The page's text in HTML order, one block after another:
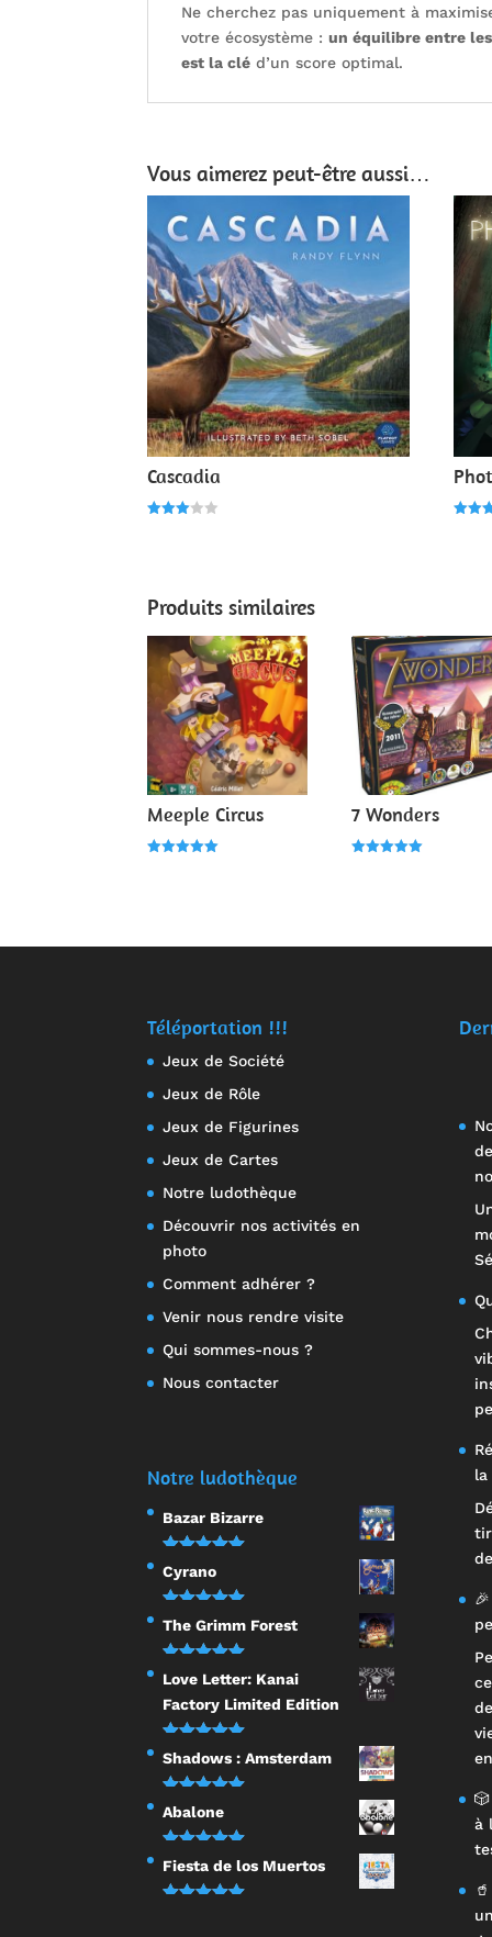
Ne cherchez pas uniquement à
votre écosystème :un équilibre entre
est la clé d’un score optimal.
Vous aimerez peut-être aussi…
Cascadia
Produits similaires
Meeple Circus 7 Wonders
Téléportation !!!
Jeux de Société
Jeux de Rôle
Jeux de Figurines
Jeux de Cartes
Notre ludothèque
Découvrir nos activités en
photo
Comment adhérer ?
Venir nous rendre visite
Qui sommes-nous ?
Nous contacter
Notre ludothèque
Bazar Bizarre
Note5.00
sur 5
Cyrano
Note5.00
sur 5
The Grimm Forest
Note 5.00
sur 5
Love Letter: Kanai
Factory Limited Edition
Note5.00
sur 5
Shadows : Amsterdam
Note5.00
sur 5
Abalone
Note5.00
sur 5
Fiesta de los Muertos
la
à